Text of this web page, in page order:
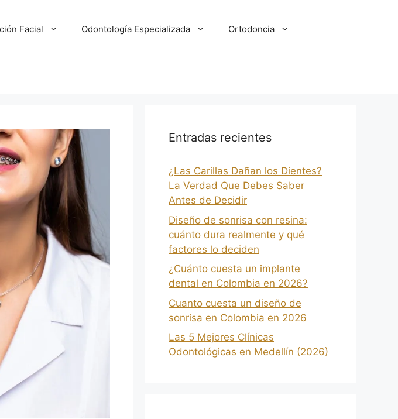
Facial Odontología Especializada Ortodoncia
Entradas recientes
¿Las Carillas Dañan los Dientes?
La Verdad Que Debes Saber
Antes de Decidir
Diseño de sonrisa con resina:
cuánto dura realmente y qué
factores lo deciden
¿Cuánto cuesta un implante
dental en Colombia en 2026?
Cuanto cuesta un diseño de
sonrisa en Colombia en 2026
Las 5 Mejores Clínicas
Odontológicas en Medellín (2026)